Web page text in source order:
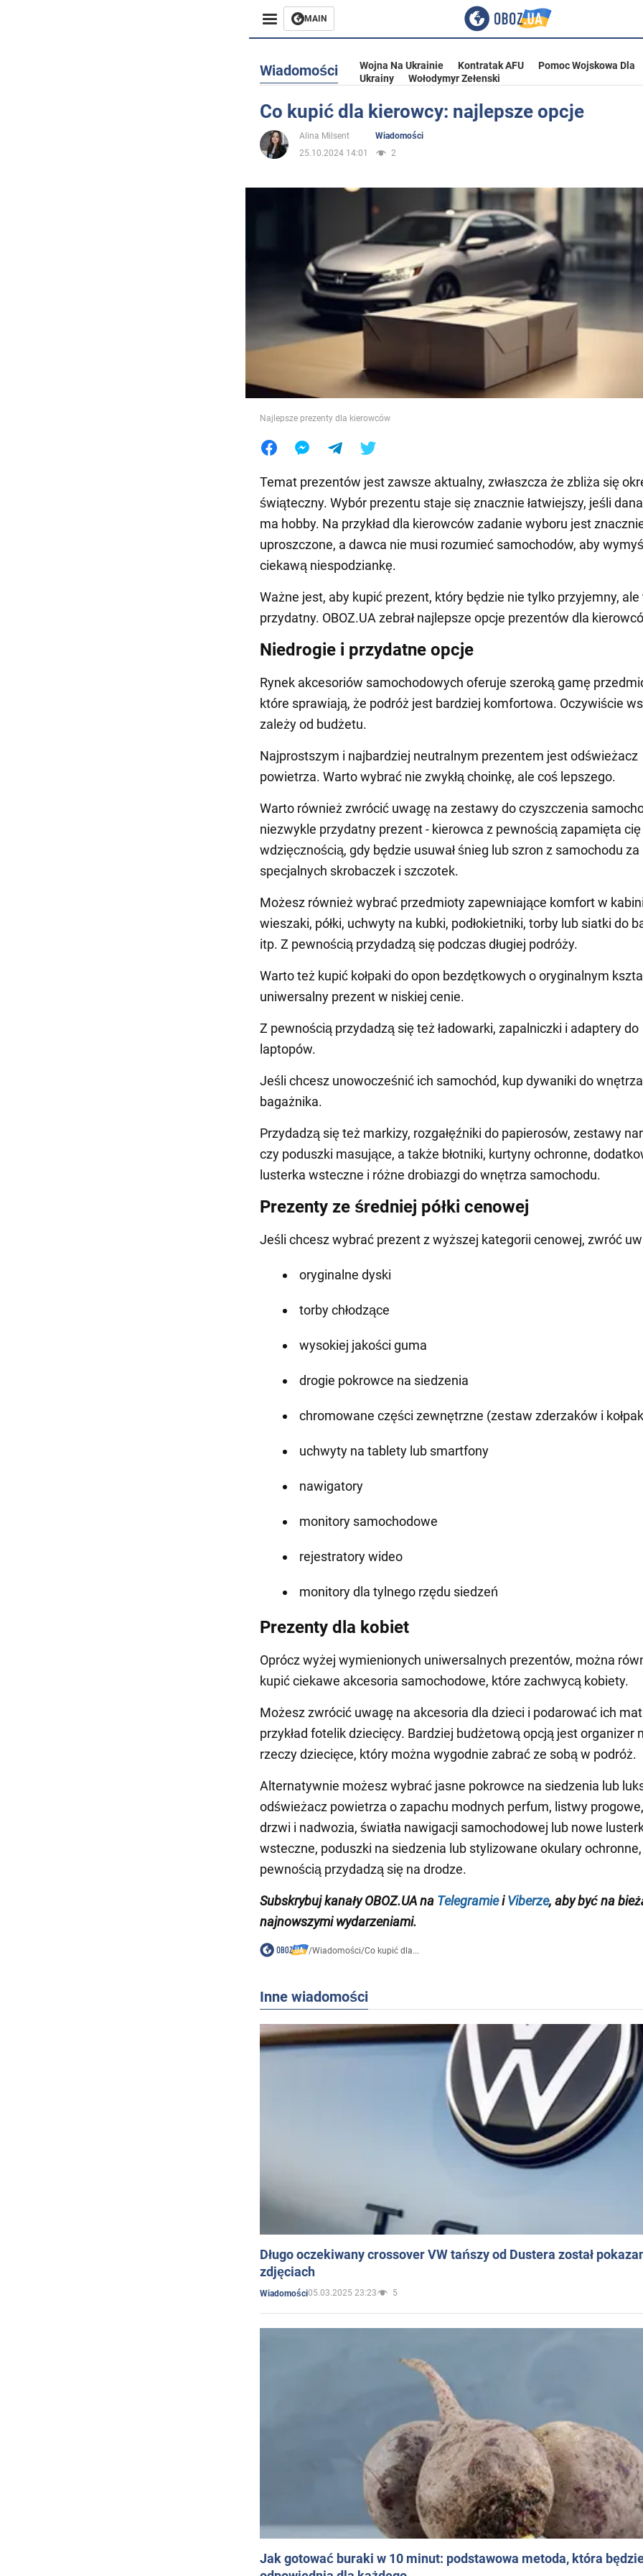
MAIN
Rozrywka
Wojna na Ukrainie
Świat
Jedzenie
Wiadomości Wojna Na Ukrainie Kontratak AFU
Pomoc Wojskowa Dla
Ukrainy
Wołodymyr Zełenski
Co kupić dla kierowcy: najlepsze opcje
Alina Milsent
Wiadomości
25.10.2024 14:01
2
Najlepsze prezenty dla kierowców
Temat prezentów jest zawsze aktualny, zwłaszcza że zbliża się
świąteczny. Wybór prezentu staje się znacznie łatwiejszy, jeśli
ma hobby. Na przykład dla kierowców zadanie wyboru jest
uproszczone, a dawca nie musi rozumieć samochodów, aby
ciekawą niespodziankę.
Ważne jest, aby kupić prezent, który będzie nie tylko przyjemny,
przydatny. OBOZ.UA zebrał najlepsze opcje prezentów dla
Niedrogie i przydatne opcje
Rynek akcesoriów samochodowych oferuje szeroką gamę
które sprawiają, że podróż jest bardziej komfortowa. Oczywiście
zależy od budżetu.
Najprostszym i najbardziej neutralnym prezentem jest odświeżacz
powietrza. Warto wybrać nie zwykłą choinkę, ale coś lepszego.
Warto również zwrócić uwagę na zestawy do czyszczenia
niezwykle przydatny prezent - kierowca z pewnością zapamięta cię
wdzięcznością, gdy będzie usuwał śnieg lub szron z samochodu
specjalnych skrobaczek i szczotek.
Możesz również wybrać przedmioty zapewniające komfort w
wieszaki, półki, uchwyty na kubki, podłokietniki, torby lub siatki do
itp. Z pewnością przydadzą się podczas długiej podróży.
Warto też kupić kołpaki do opon bezdętkowych o oryginalnym
uniwersalny prezent w niskiej cenie.
Z pewnością przydadzą się też ładowarki, zapalniczki i adaptery do
laptopów.
Jeśli chcesz unowocześnić ich samochód, kup dywaniki do
bagażnika.
Przydadzą się też markizy, rozgałęźniki do papierosów, zestawy
czy poduszki masujące, a także błotniki, kurtyny ochronne,
lusterka wsteczne i różne drobiazgi do wnętrza samochodu.
Prezenty ze średniej półki cenowej
Jeśli chcesz wybrać prezent z wyższej kategorii cenowej, zwróć
oryginalne dyski
torby chłodzące
wysokiej jakości guma
drogie pokrowce na siedzenia
chromowane części zewnętrzne (zestaw zderzaków i
uchwyty na tablety lub smartfony
nawigatory
monitory samochodowe
rejestratory wideo
monitory dla tylnego rzędu siedzeń
Prezenty dla kobiet
Oprócz wyżej wymienionych uniwersalnych prezentów, można
kupić ciekawe akcesoria samochodowe, które zachwycą kobiety.
Możesz zwrócić uwagę na akcesoria dla dzieci i podarować ich
przykład fotelik dziecięcy. Bardziej budżetową opcją jest organizer
rzeczy dziecięce, który można wygodnie zabrać ze sobą w podróż.
Alternatywnie możesz wybrać jasne pokrowce na siedzenia lub
odświeżacz powietrza o zapachu modnych perfum, listwy progowe,
drzwi i nadwozia, światła nawigacji samochodowej lub nowe
wsteczne, poduszki na siedzenia lub stylizowane okulary
pewnością przydadzą się na drodze.
Subskrybuj kanały OBOZ.UA na TelegramieiViberze, aby być na
najnowszymi wydarzeniami.
/Wiadomości/Co kupić dla...
Inne wiadomości
Długo oczekiwany crossover VW tańszy od Dustera został
zdjęciach
Wiadomości05.03.2025 23:23 5
Jak gotować buraki w 10 minut: podstawowa metoda, która